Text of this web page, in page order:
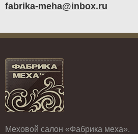
fabrika-meha@inbox.ru
Меховой салон «Фабрика меха».